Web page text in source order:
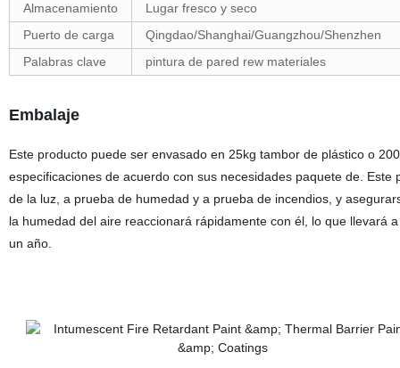
Almacenamiento
Lugar fresco y seco
Puerto de carga
Qingdao/Shanghai/Guangzhou/Shenzhen
Palabras clave
pintura de pared rew materiales
Embalaje
Este producto puede ser envasado en 25kg tambor de plástico o
especificaciones de acuerdo con sus necesidades paquete de.
de la luz, a prueba de humedad y a prueba de incendios, y
la humedad del aire reaccionará rápidamente con él, lo que llevará
un año.